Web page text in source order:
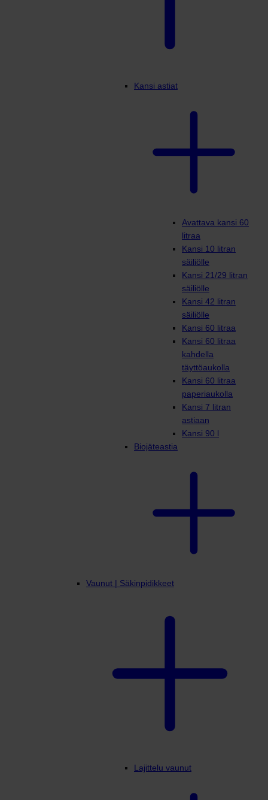
Kansi astiat
Avattava kansi 60
litraa
Kansi 10 litran
säiliölle
Kansi 21/29 litran
säiliölle
Kansi 42 litran
säiliölle
Kansi 60 litraa
Kansi 60 litraa
kahdella
täyttöaukolla
Kansi 60 litraa
paperiaukolla
Kansi 7 litran
astiaan
Kansi 90 l
Biojäteastia
Vaunut | Säkinpidikkeet
Lajittelu vaunut